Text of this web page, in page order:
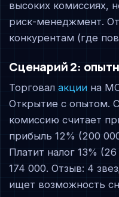
высоких комиссиях,
риск-менеджмент.
конкурентам (где
Сценарий 2:
Торговалакции на
Открытие с опытом.
комиссию считает
прибыль 12% (200
Платит налог 13%
174 000. Отзыв: 4
ищет возможность